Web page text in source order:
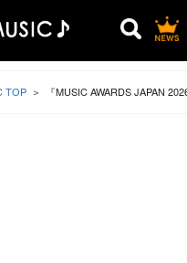
TOP 『MUSIC AWARDS JAPAN